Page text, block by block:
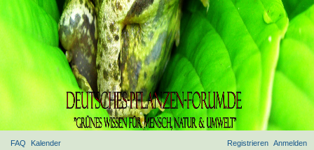
FAQ Kalender Anmelden
Registrieren